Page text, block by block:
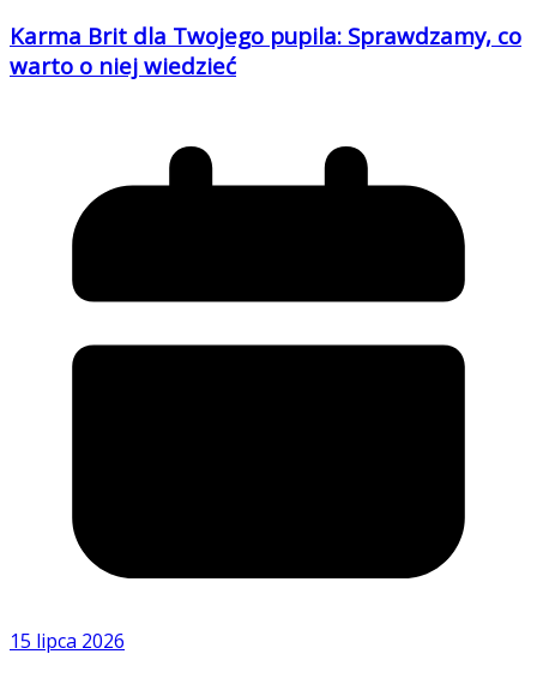
Karma Brit dla Twojego pupila: Sprawdzamy, co
warto o niej wiedzieć
15 lipca 2026